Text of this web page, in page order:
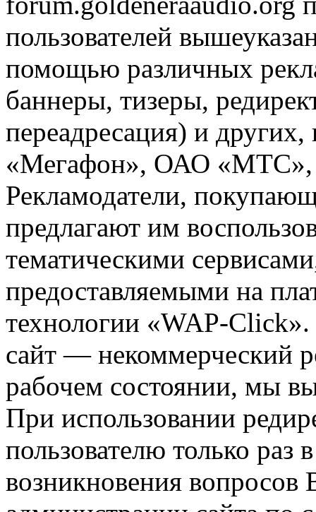
пользователей
помощью различных
баннеры, тизеры,
переадресация) и
«Мегафон», ОАО «МТС»,
Рекламодатели,
предлагают им
тематическими
предоставляемыми на
технологии «WAP-
сайт — некоммерческий
рабочем состоянии, мы
При использовании
пользователю только раз
возникновения вопросов